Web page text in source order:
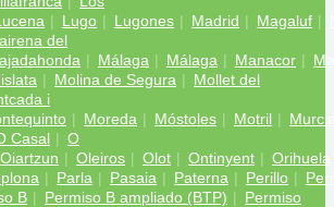
Lugo Lugones Madrid Magaluf
del
Málaga Málaga Manacor
Molina de Segura
Mollet del
i
Moreda Móstoles Motril
Casal
O
Oiartzun Oleiros Olot Ontinyent
Orihuela
Parla Pasaia Paterna Perillo
B Permiso B ampliado (BTP)
Permiso